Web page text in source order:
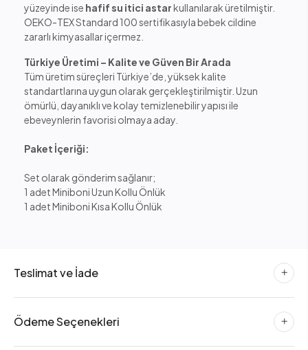
yüzeyinde ise hafif su itici astarkullanılarak üretilmiştir.
OEKO-TEX Standard 100 sertifikasıyla bebek cildine
zararlı kimyasallar içermez.
Türkiye Üretimi – Kalite ve Güven Bir Arada
Tüm üretim süreçleri Türkiye’de, yüksek kalite
standartlarına uygun olarak gerçekleştirilmiştir. Uzun
ömürlü, dayanıklı ve kolay temizlenebilir yapısı ile
ebeveynlerin favorisi olmaya aday.
Paket İçeriği:
Set olarak gönderim sağlanır;
1 adet Miniboni Uzun Kollu Önlük
1 adet Miniboni Kısa Kollu Önlük
Teslimat ve İade
Ödeme Seçenekleri